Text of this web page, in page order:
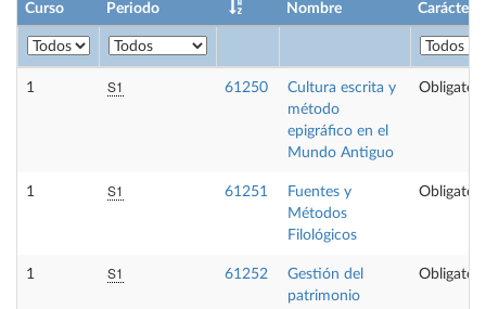
Curso Periodo
Nombre
Carácter
1 S1 61250
Cultura escrita y
método
epigráfico en el
Mundo Antiguo
1 S1 61251
Fuentes y
Métodos
Filológicos
1 S1 61252
Gestión del
patrimonio